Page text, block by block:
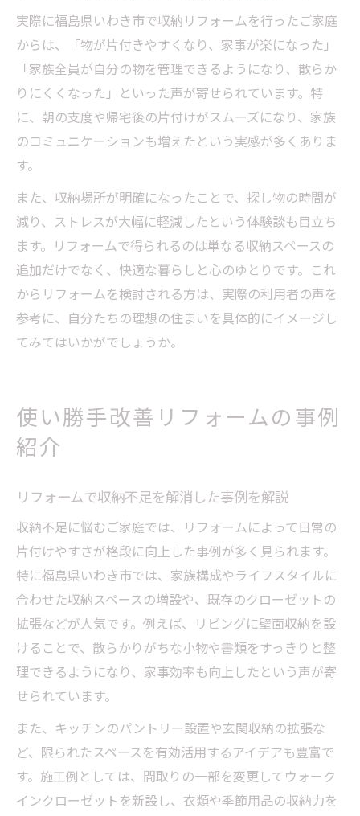
実際に福島県いわき市で収納リフォームを行ったご家庭
からは、「物が片付きやすくなり、家事が楽になった」
「家族全員が自分の物を管理できるようになり、散らか
りにくくなった」といった声が寄せられています。特
に、朝の支度や帰宅後の片付けがスムーズになり、家族
のコミュニケーションも増えたという実感が多くありま
す。
また、収納場所が明確になったことで、探し物の時間が
減り、ストレスが大幅に軽減したという体験談も目立ち
ます。リフォームで得られるのは単なる収納スペースの
追加だけでなく、快適な暮らしと心のゆとりです。これ
からリフォームを検討される方は、実際の利用者の声を
参考に、自分たちの理想の住まいを具体的にイメージし
てみてはいかがでしょうか。
使い勝手改善リフォームの事例
紹介
リフォームで収納不足を解消した事例を解説
収納不足に悩むご家庭では、リフォームによって日常の
片付けやすさが格段に向上した事例が多く見られます。
特に福島県いわき市では、家族構成やライフスタイルに
合わせた収納スペースの増設や、既存のクローゼットの
拡張などが人気です。例えば、リビングに壁面収納を設
けることで、散らかりがちな小物や書類をすっきりと整
理できるようになり、家事効率も向上したという声が寄
せられています。
また、キッチンのパントリー設置や玄関収納の拡張な
ど、限られたスペースを有効活用するアイデアも豊富で
す。施工例としては、間取りの一部を変更してウォーク
インクローゼットを新設し、衣類や季節用品の収納力を